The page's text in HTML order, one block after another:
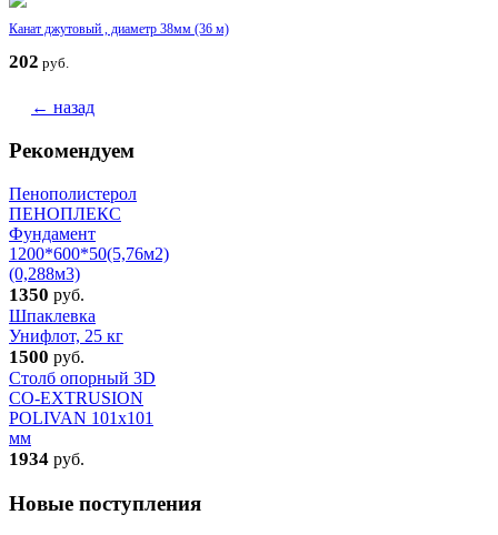
Канат джутовый , диаметр 38мм (36 м)
202 руб.
← назад
Рекомендуем
Пенополистерол
ПЕНОПЛЕКС
Фундамент
1200*600*50(5,76м2)
(0,288м3)
1350 руб.
Шпаклевка
Унифлот, 25 кг
1500 руб.
Столб опорный 3D
CO-EXTRUSION
POLIVAN 101x101
мм
1934 руб.
Новые поступления